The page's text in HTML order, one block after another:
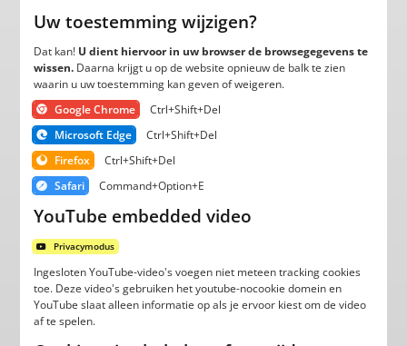
Uw toestemming wijzigen?
Dat kan! U dient hiervoor in uw browser de browsegegevens te
wissen. Daarna krijgt u op de website opnieuw de balk te zien
waarin u uw toestemming kan geven of weigeren.
Google Chrome
Ctrl+Shift+Del
Microsoft Edge
Ctrl+Shift+Del
Firefox
Ctrl+Shift+Del
Safari
Command+Option+E
YouTube embedded video
Privacymodus
Ingesloten YouTube-video's voegen niet meteen tracking cookies
toe. Deze video's gebruiken het youtube-nocookie domein en
YouTube slaat alleen informatie op als je ervoor kiest om de video
af te spelen.